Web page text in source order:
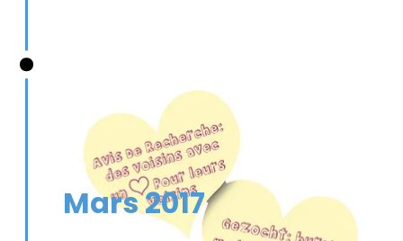
Mars 2017